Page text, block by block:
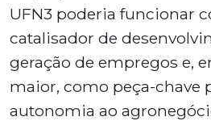
UFN3 poderia funcionar
catalisador de
geração de empregos e,
maior, como peça-chave
autonomia ao